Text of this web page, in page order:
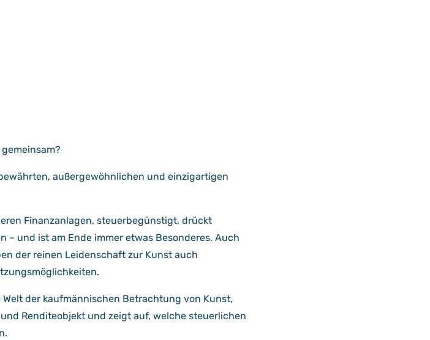
außergewöhnlichen und einzigartigen
Finanzanlagen, steuerbegünstigt, drückt
und ist am Ende immer etwas Besonderes. Auch
der reinen Leidenschaft zur Kunst auch
der kaufmännischen Betrachtung von Kunst,
Renditeobjekt und zeigt auf, welche steuerlichen